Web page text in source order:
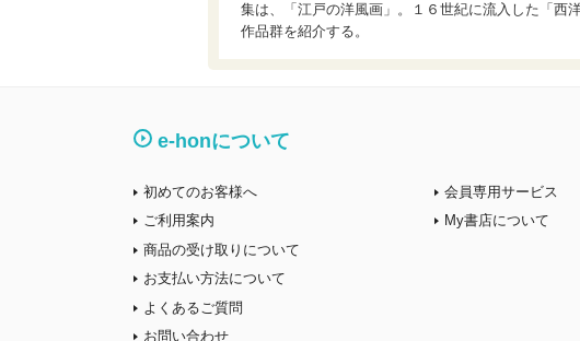
集は、「江戸の洋風画」。１６世紀に流入した「西
作品群を紹介する。
e-honについて
初めてのお客様へ
ご利用案内
商品の受け取りについて
お支払い方法について
よくあるご質問
お問い合わせ
会員専用サービス
My書店について